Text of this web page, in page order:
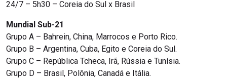
24/7 – 5h30 – Coreia do Sul x Brasil
Mundial Sub-21
Grupo A – Bahrein, China, Marrocos e Porto Rico.
Grupo B – Argentina, Cuba, Egito e Coreia do Sul.
Grupo C – República Tcheca, Irã, Rússia e Tunísia.
Grupo D – Brasil, Polônia, Canadá e Itália.